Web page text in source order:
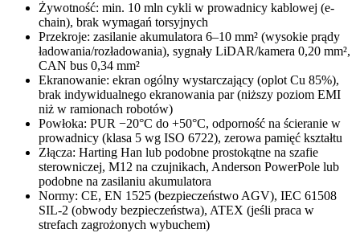
Żywotność: min. 10 mln cykli w prowadnicy kablowej (e-
chain), brak wymagań torsyjnych
Przekroje: zasilanie akumulatora 6–10 mm² (wysokie prądy
ładowania/rozładowania), sygnały LiDAR/kamera 0,20 mm²,
CAN bus 0,34 mm²
Ekranowanie: ekran ogólny wystarczający (oplot Cu 85%),
brak indywidualnego ekranowania par (niższy poziom EMI
niż w ramionach robotów)
Powłoka: PUR −20°C do +50°C, odporność na ścieranie w
prowadnicy (klasa 5 wg ISO 6722), zerowa pamięć kształtu
Złącza: Harting Han lub podobne prostokątne na szafie
sterowniczej, M12 na czujnikach, Anderson PowerPole lub
podobne na zasilaniu akumulatora
Normy: CE, EN 1525 (bezpieczeństwo AGV), IEC 61508
SIL-2 (obwody bezpieczeństwa), ATEX (jeśli praca w
strefach zagrożonych wybuchem)